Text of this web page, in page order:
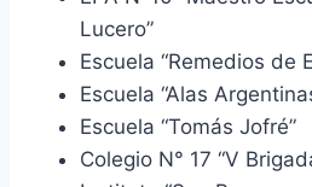
Lucero”
Escuela “Remedios de
Escuela “Alas
Escuela “Tomás Jofré”
Colegio N° 17 “V